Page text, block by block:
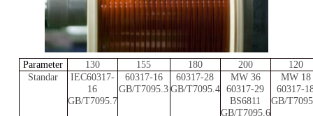
Parameter 130 155 180 200
120
Standar
IEC60317-
16
GB/T7095.7
60317-16
GB/T7095.3
60317-28
GB/T7095.4
MW 36
60317-29
BS6811
GB/T7095.6
MW 18
60317-
GB/